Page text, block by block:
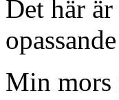
Det här
Min mors